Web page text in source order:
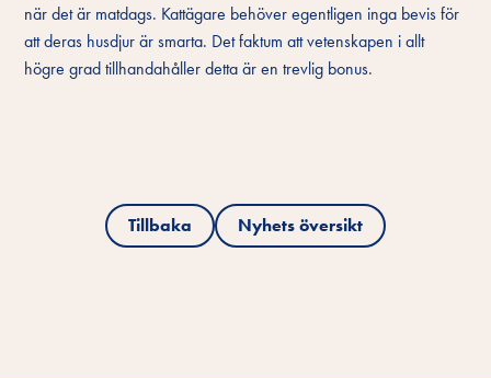
när det är matdags. Kattägare behöver egentligen inga bevis för
att deras husdjur är smarta. Det faktum att vetenskapen i allt
högre grad tillhandahåller detta är en trevlig bonus.
Tillbaka Nyhets översikt